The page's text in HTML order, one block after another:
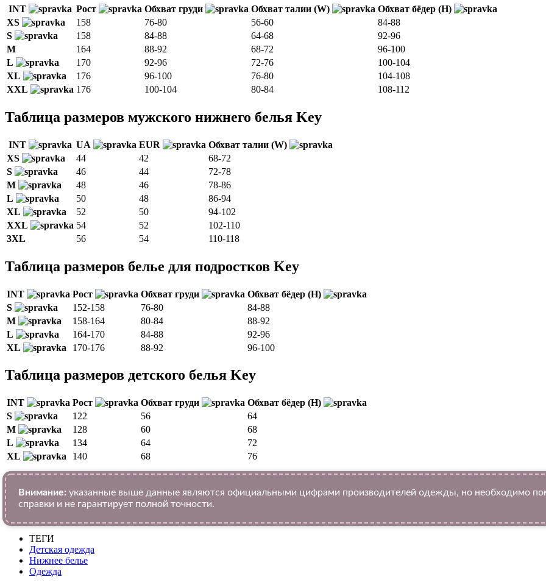
INT Рост Обхват груди Обхват талии (W)
Обхват бёдер (H)
XS
158 76-80 56-60
84-88
S
158 84-88 64-68
92-96
М
164 88-92 68-72
96-100
L
170 92-96 72-76
100-104
XL
176 96-100 76-80
104-108
XXL
176 100-104 80-84 108-112
Таблица размеров мужского нижнего белья Key
INT UA EUR
Обхват талии (W)
XS
44 42
68-72
S
46 44
72-78
M
48 46
78-86
L
50 48
86-94
XL
52 50
94-102
XXL
54 52
102-110
3XL
56 54 110-118
Таблица размеров белье для подростков Key
INT Рост Обхват груди
Обхват бёдер (H)
S
152-158 76-80
84-88
M
158-164 80-84
88-92
L
164-170 84-88
92-96
XL
170-176 88-92 96-100
Таблица размеров детского белья Key
INT Рост Обхват груди
Обхват бёдер (H)
S
122 56
64
M
128 60
68
L
134 64
72
XL
140 68 76
Внимание: указанные выше данные являются официальными цифрами производителей одежды, но необходимо
справки и не гарантирует полной точности.
ТЕГИ
Детская одежда
Нижнее белье
Одежда